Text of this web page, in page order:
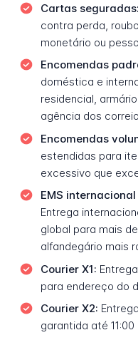
Cartas seguradas:
contra perda,
monetário ou
Encomendas
doméstica e
residencial,
agência dos
Encomendas
estendidas para
excessivo que
EMS
Entrega
global para mais
alfandegário mais
Courier X1:
para endereço do
Courier X2:
garantida até 11:00